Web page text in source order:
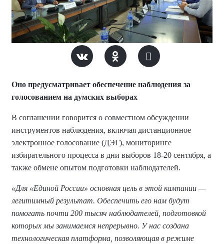
Оно предусматривает обеспечение наблюдения за
голосованием на думских выборах
В соглашении говорится о совместном обсуждении
инструментов наблюдения, включая дистанционное
электронное голосование (ДЭГ), мониторинге
избирательного процесса в дни выборов 18-20 сентября, а
также обмене опытом подготовки наблюдателей.
«Для «Единой России» основная цель в этой кампании —
легитимный результат. Обеспечить его нам будут
помогать почти 200 тысяч наблюдателей, подготовкой
которых мы занимаемся непрерывно. У нас создана
технологическая платформа, позволяющая в режиме